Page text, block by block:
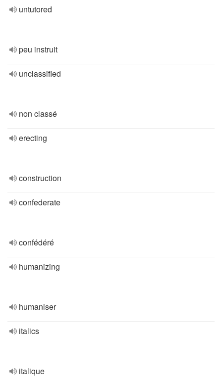
untutored
peu instruit
unclassified
non classé
erecting
construction
confederate
confédéré
humanizing
humaniser
italics
italique